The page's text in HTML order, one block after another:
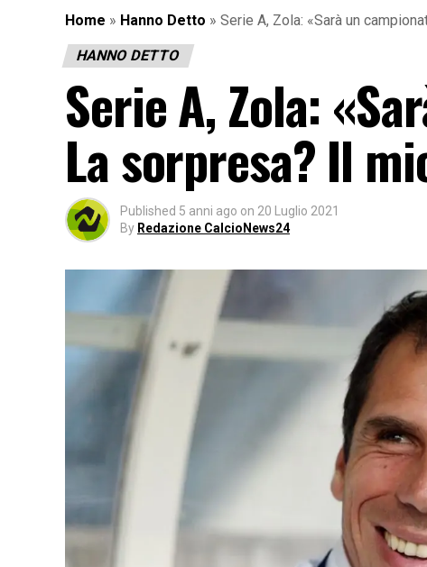
Home » Hanno Detto » Serie A, Zola: «Sarà un
HANNO DETTO
Serie A, Zola:
La sorpresa? Il
Published 5 anni ago on 20 Luglio 2021
By Redazione CalcioNews24